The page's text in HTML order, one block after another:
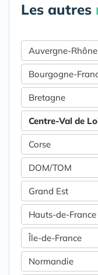
Les autres
Auvergne-
Bourgogne-
Bretagne
Centre-Val de
Corse
DOM/TOM
Grand Est
Hauts-de-France
Île-de-France
Normandie